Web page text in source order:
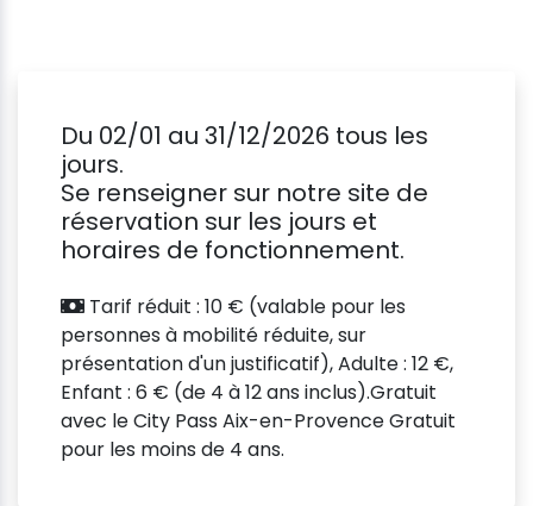
Du 02/01 au 31/12/2026 tous les
jours.
Se renseigner sur notre site de
réservation sur les jours et
horaires de fonctionnement.
Tarif réduit : 10 € (valable pour les
personnes à mobilité réduite, sur
présentation d'un justificatif), Adulte : 12 €,
Enfant : 6 € (de 4 à 12 ans inclus).Gratuit
avec le City Pass Aix-en-Provence Gratuit
pour les moins de 4 ans.